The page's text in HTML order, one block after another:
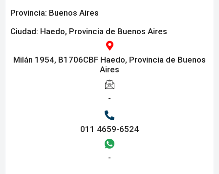
Provincia: Buenos Aires
Ciudad: Haedo, Provincia de Buenos Aires
Milán 1954, B1706CBF Haedo, Provincia de Buenos
Aires
-
011 4659-6524
-